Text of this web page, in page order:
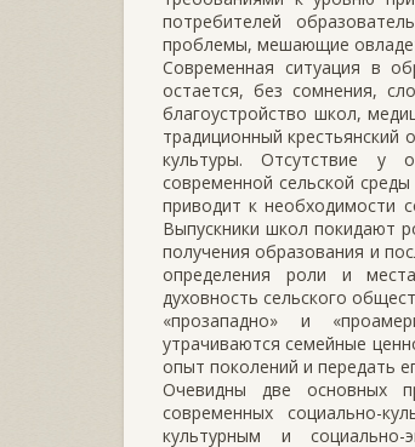
потребителей
проблемы, мешающие
Современная ситуация в
остается, без сомнения,
благоустройство школ,
традиционный крестьянский
культуры. Отсутствие у
современной сельской
приводит к необходимости
Выпускники школ покидают
получения образования и
определения роли и
духовность сельского
«прозападно» и
утрачиваются семейные
опыт поколений и передать
Очевидны две основных
современных социально-
культурным и социально-